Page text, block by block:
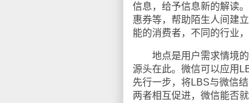
信息，给予信息新的解读
惠券等，帮助陌生人间建
能的消费者，不同的行业
地点是用户需求情境的
源头在此。微信可以应用
先行一步，将LBS与微信
两者相互促进，微信能否